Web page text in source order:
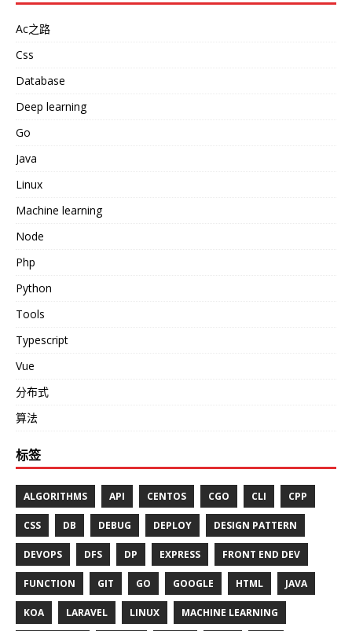
Ac之路
Css
Database
Deep learning
Go
Java
Linux
Machine learning
Node
Php
Python
Tools
Typescript
Vue
分布式
算法
标签
ALGORITHMS API CENTOS CGO CLI CPP
CSS DB DEBUG DEPLOY DESIGN PATTERN
DEVOPS DFS DP EXPRESS FRONT END DEV
FUNCTION GIT GO GOOGLE HTML JAVA
KOA LARAVEL LINUX MACHINE LEARNING